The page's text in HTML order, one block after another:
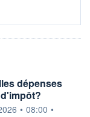
dépenses
• 08:00 •